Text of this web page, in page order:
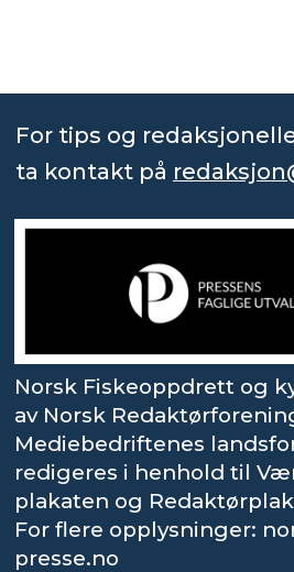
For tips og
ta kontakt på
Norsk Fiskeoppdrett og
av Norsk
Mediebedriftenes
redigeres i henhold til
plakaten og
For flere opplysninger:
presse.no